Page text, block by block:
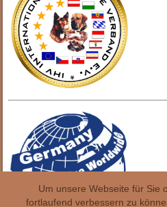
Um unsere Webseite für Sie
fortlaufend verbessern zu